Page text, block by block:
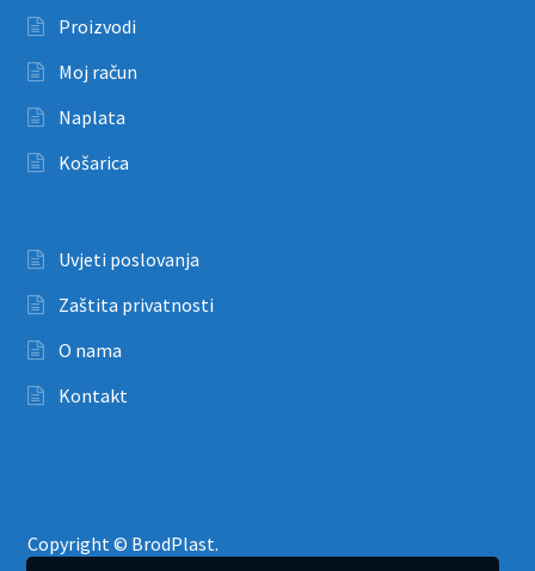
Proizvodi
Moj račun
Naplata
Košarica
Uvjeti poslovanja
Zaštita privatnosti
O nama
Kontakt
Copyright © BrodPlast.